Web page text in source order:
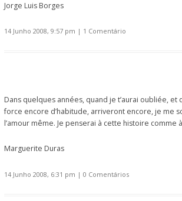
Jorge Luis Borges
14 Junho 2008, 9:57 pm | 1 Comentário
Dans quelques années, quand je t’aurai oubliée,
force encore d’habitude, arriveront encore, je me
l’amour même. Je penserai à cette histoire comme
Marguerite Duras
14 Junho 2008, 6:31 pm | 0 Comentários